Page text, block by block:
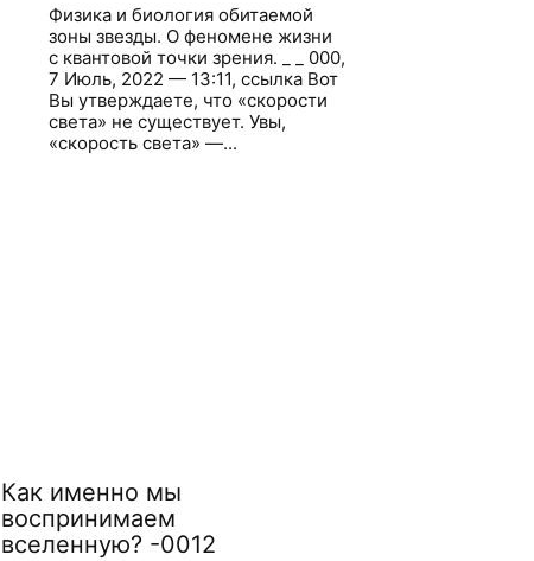
Физика и биология обитаемой
зоны звезды. О феномене жизни
с квантовой точки зрения. _ _ 000,
7 Июль, 2022 — 13:11, ссылка Вот
Вы утверждаете, что «скорости
света» не существует. Увы,
«скорость света» —...
Как именно мы
воспринимаем
вселенную? -0012